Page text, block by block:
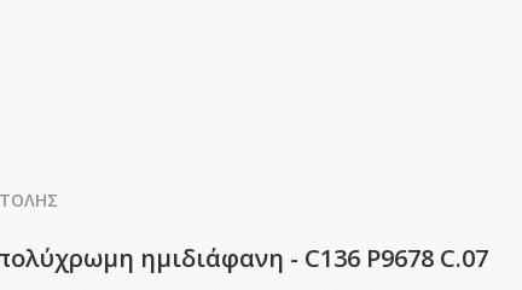
ημιδιάφανη - C136 P9678 C.07